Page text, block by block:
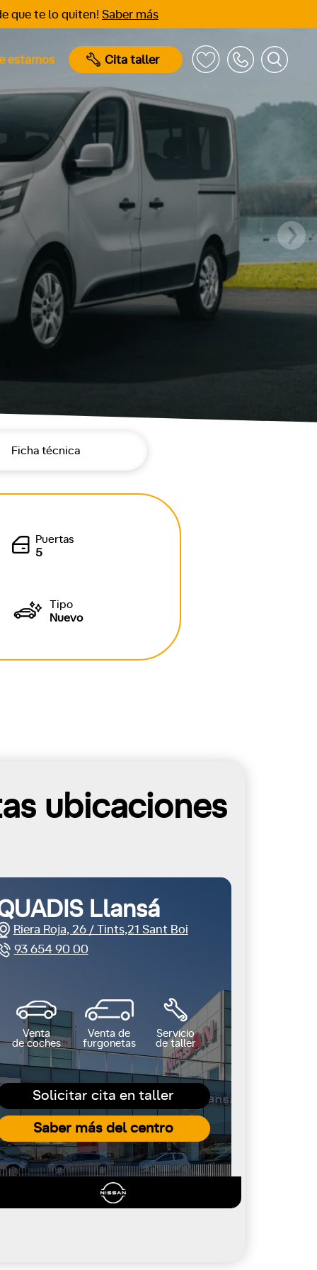
que te lo quiten! Saber más
estamos Cita taller
Ficha técnica
Puertas
5
Tipo
Nuevo
ubicaciones
Solicitar cita en taller
Saber más del centro
Llansá
Riera Roja, 26 / Tints,21 Sant Boi
93 654 90 00
Venta
de coches
Venta de
furgonetas
Servicio
de taller